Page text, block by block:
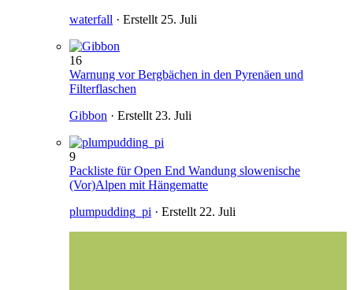
waterfall · Erstellt 25. Juli
16
Warnung vor Bergbächen in den Pyrenäen und
Filterflaschen
Gibbon · Erstellt 23. Juli
9
Packliste für Open End Wandung slowenische
(Vor)Alpen mit Hängematte
plumpudding_pi · Erstellt 22. Juli